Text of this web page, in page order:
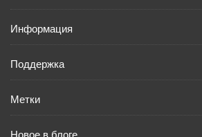
Информация
Поддержка
Метки
Новое в блоге